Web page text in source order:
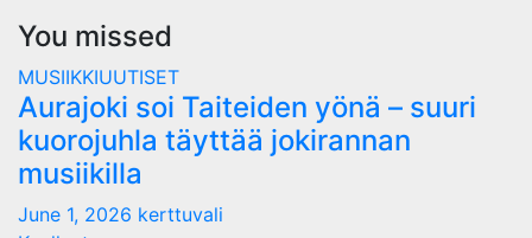
You missed
MUSIIKKIUUTISET
Aurajoki soi Taiteiden yönä – suuri
kuorojuhla täyttää jokirannan
musiikilla
June 1, 2026 kerttuvali